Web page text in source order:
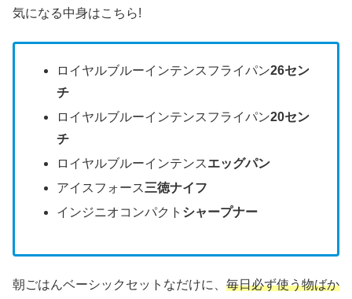
気になる中身はこちら!
ロイヤルブルーインテンスフライパン26セン
チ
ロイヤルブルーインテンスフライパン20セン
チ
ロイヤルブルーインテンスエッグパン
アイスフォース三徳ナイフ
インジニオコンパクト シャープナー
朝ごはんベーシックセットなだけに、 毎日必ず使う物ばか